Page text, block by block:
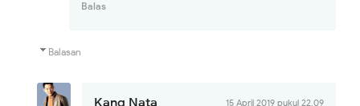
Balas
Balasan
Kang Nata 15 April 2019 pukul 22.09